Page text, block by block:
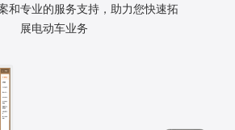
和专业的服务支持，助力您快速拓
展电动车业务